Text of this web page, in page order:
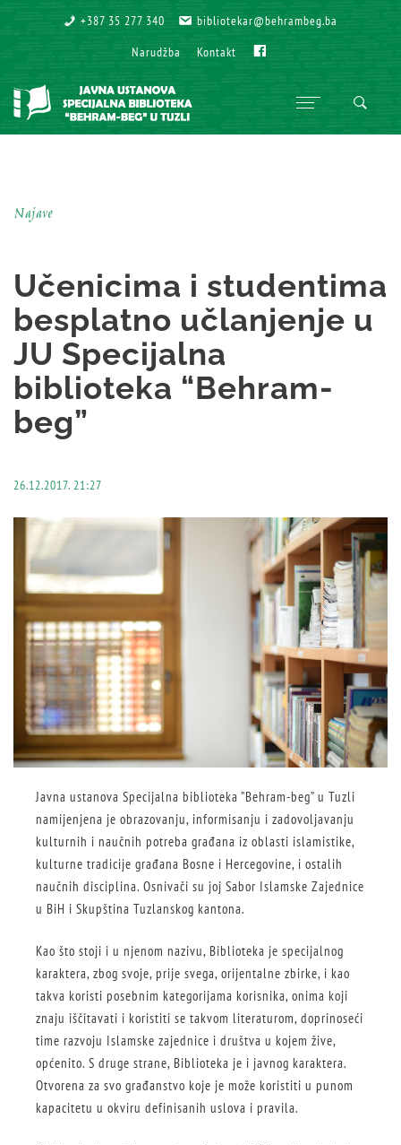
+387 35 277 340
+387 35 277 340 bibliotekar@behrambeg.ba
bibliotekar@behrambeg.ba
Narudžba
Narudžba Kontakt
Kontakt
Najave
Učenicima i studentima
besplatno učlanjenje u
JU Specijalna
biblioteka “Behram-
beg”
26.12.2017. 21:27
Javna ustanova Specijalna biblioteka ”Behram-beg” u Tuzli
namijenjena je obrazovanju, informisanju i zadovoljavanju
kulturnih i naučnih potreba građana iz oblasti islamistike,
kulturne tradicije građana Bosne i Hercegovine, i ostalih
naučnih disciplina. Osnivači su joj Sabor Islamske Zajednice
u BiH i Skupština Tuzlanskog kantona.
Kao što stoji i u njenom nazivu, Biblioteka je specijalnog
karaktera, zbog svoje, prije svega, orijentalne zbirke, i kao
takva koristi posebnim kategorijama korisnika, onima koji
znaju iščitavati i koristiti se takvom literaturom, doprinoseći
time razvoju Islamske zajednice i društva u kojem žive,
općenito. S druge strane, Biblioteka je i javnog karaktera.
Otvorena za svo građanstvo koje je može koristiti u punom
kapacitetu u okviru definisanih uslova i pravila.